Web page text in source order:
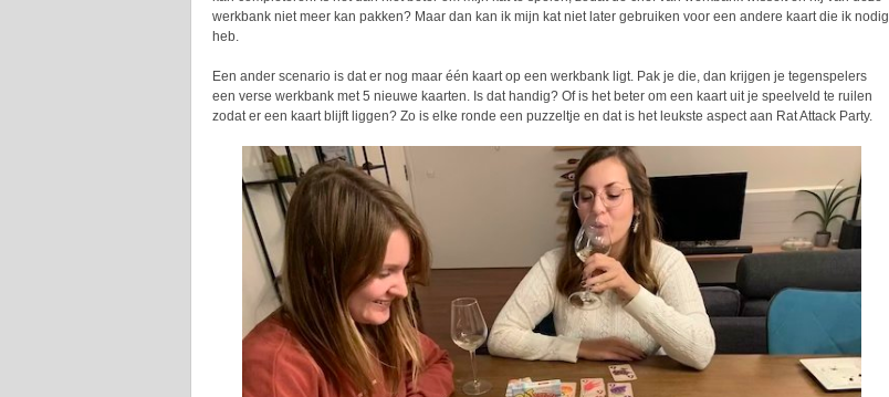
werkbank niet meer kan pakken? Maar dan kan ik mijn kat niet later gebruiken voor een andere kaart die ik nodig
heb.
Een ander scenario is dat er nog maar één kaart op een werkbank ligt. Pak je die, dan krijgen je tegenspelers
een verse werkbank met 5 nieuwe kaarten. Is dat handig? Of is het beter om een kaart uit je speelveld te ruilen
zodat er een kaart blijft liggen? Zo is elke ronde een puzzeltje en dat is het leukste aspect aan Rat Attack Party.